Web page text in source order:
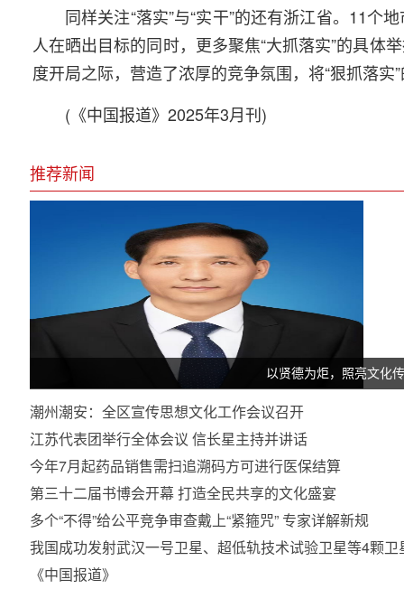
同样关注“落实”与“实干”的还有浙江省。11个
人在晒出目标的同时，更多聚焦“大抓落实”的具体
度开局之际，营造了浓厚的竞争氛围，将“狠抓落
(《中国报道》2025年3月刊)
推荐新闻
以贤德为炬，照亮文化
潮州潮安：全区宣传思想文化工作会议召开
江苏代表团举行全体会议 信长星主持并讲话
今年7月起药品销售需扫追溯码方可进行医保结算
第三十二届书博会开幕 打造全民共享的文化盛宴
多个“不得”给公平竞争审查戴上“紧箍咒” 专家详解新规
我国成功发射武汉一号卫星、超低轨技术试验卫星等4颗卫
《中国报道》